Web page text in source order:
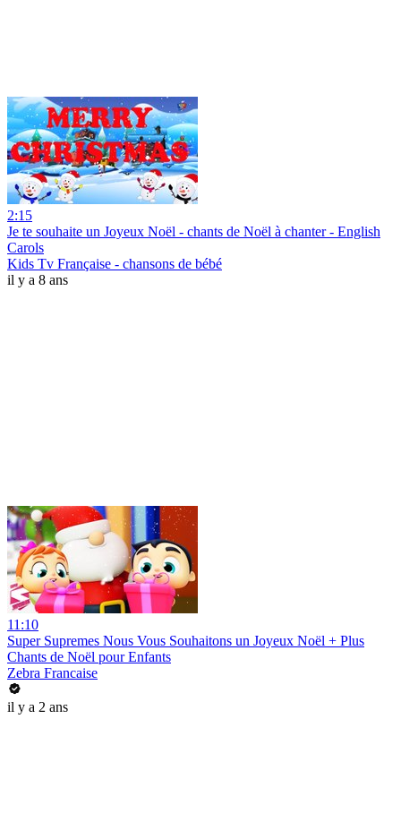
2:15
Je te souhaite un Joyeux Noël - chants de Noël à chanter - English
Carols
Kids Tv Française - chansons de bébé
il y a 8 ans
11:10
Super Supremes Nous Vous Souhaitons un Joyeux Noël + Plus
Chants de Noël pour Enfants
Zebra Francaise
il y a 2 ans